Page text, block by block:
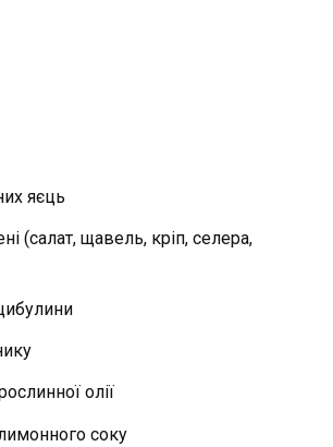
яєць
(салат, щавель, кріп, селера,
олії
соку